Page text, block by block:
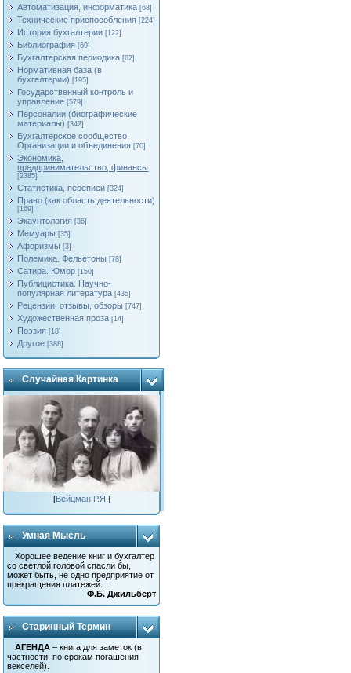
Автоматизация, информатика [68]
Технические приспособления [224]
История бухгалтерии [122]
Библиография [69]
Бухгалтерская периодика [62]
Нормативная база (в
бухгалтерии) [195]
Государственный контроль и
управление [579]
Персоналии (биографические
материалы) [342]
Бухгалтерское сообщество.
Организации и объединения [70]
Экономика,
предпринимательство, финансы
[2385]
Статистика, переписи [324]
Право (как область деятельности)
[169]
Экаунтология [36]
Мемуары [35]
Афоризмы [3]
Полемика. Фельетоны [78]
Сатира. Юмор [150]
Публицистика. Научно-
популярная литература [435]
Рецензии, отзывы, обзоры [747]
Художественная проза [14]
Поэзия [18]
Другое [388]
Случайная Картинка
[Вейцман Р.Я. ]
Умная Мысль
Хорошее ведение книг и бухгалтер
со светлой головой спасли бы,
может быть, не одно предприятие от
прекращения платежей.
Ф.Б. Джильберт
Старинный Термин
АГЕНДА – книга для заметок (в
частности, по срокам погашения
векселей).